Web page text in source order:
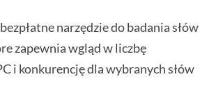
narzędzie do badania słów
zapewnia wgląd w liczbę
i konkurencję dla wybranych słów